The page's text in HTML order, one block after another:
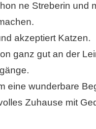
ne Streberin und
akzeptiert Katzen.
ganz gut an der
eine wunderbare
Zuhause mit